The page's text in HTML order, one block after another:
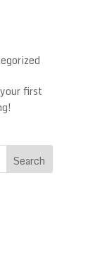
first
Search